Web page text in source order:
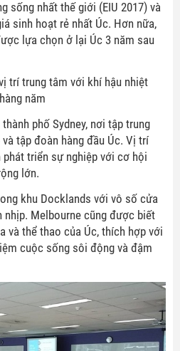
sống nhất thế giới (EIU 2017) và
sinh hoạt rẻ nhất Úc. Hơn nữa,
lựa chọn ở lại Úc 3 năm sau
trí trung tâm với khí hậu nhiệt
năm
phố Sydney, nơi tập trung
tập đoàn hàng đầu Úc. Vị trí
triển sự nghiệp với cơ hội
lớn.
khu Docklands với vô số cửa
nhịp. Melbourne cũng được biết
và thể thao của Úc, thích hợp với
cuộc sống sôi động và đậm